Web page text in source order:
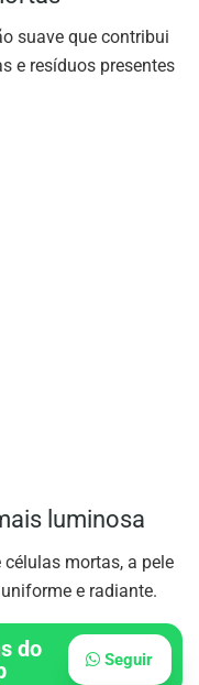
suave que contribui
e resíduos presentes
luminosa
mortas, a pele
e radiante.
do
Seguir